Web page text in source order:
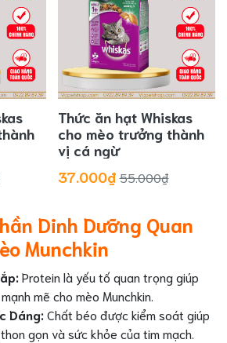
Thức ăn hạt Whiskas
cho mèo trưởng thành
vị cá ngừ
37.000₫ 55.000₫
Dinh Dưỡng Quan
Munchkin
Protein là yếu tố quan trọng giúp
mẽ cho mèo Munchkin.
Dáng: Chất béo được kiểm soát giúp
gọn và sức khỏe của tim mạch.